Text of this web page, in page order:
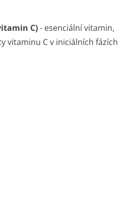
C)- esenciální vitamin,
vitaminu C v iniciálních fázích